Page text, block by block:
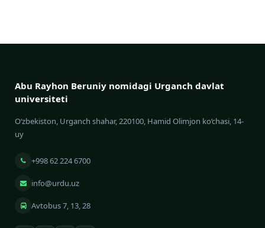
Abu Rayhon Beruniy nomidagi Urganch davlat
universiteti
O‘zbekiston, Urganch shahar, 220100, Hamid Olimjon ko‘chasi, 14-
uy
+998 62 224 6700
info@urdu.uz
Avtobus 7, 13, 28